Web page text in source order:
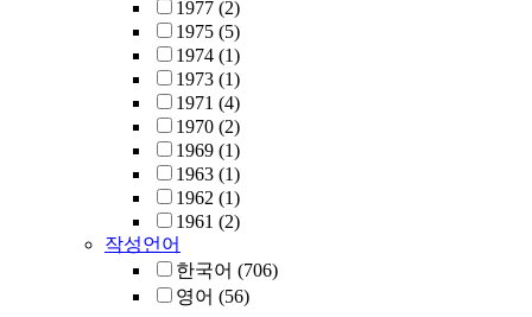
1977 (2)
1975 (5)
1974 (1)
1973 (1)
1971 (4)
1970 (2)
1969 (1)
1963 (1)
1962 (1)
1961 (2)
작성언어
한국어 (706)
영어 (56)